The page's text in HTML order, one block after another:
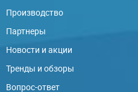
Производство
Партнеры
Новости и акции
Тренды и обзоры
Вопрос-ответ